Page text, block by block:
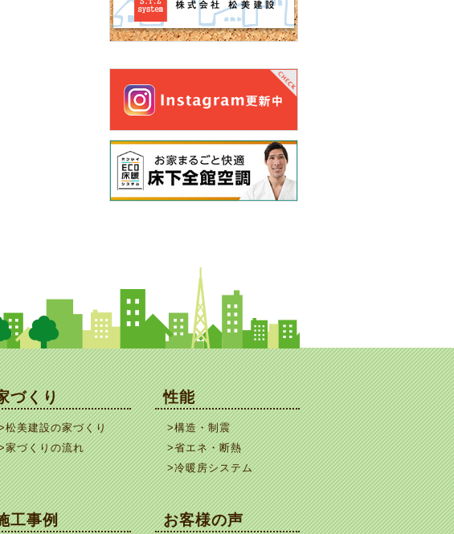
づくり
松美建設の家づくり
家づくりの流れ
性能
>構造・制震
>省エネ・断熱
>冷暖房システム
工事例 お客様の声